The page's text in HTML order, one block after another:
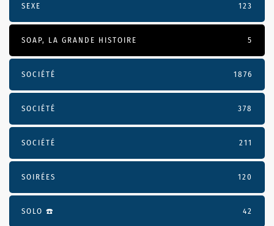
SEXE 123
SOAP, LA GRANDE HISTOIRE 5
SOCIÉTÉ 1876
SOCIÉTÉ 378
SOCIÉTÉ 211
SOIRÉES 120
SOLO ☎️ 42